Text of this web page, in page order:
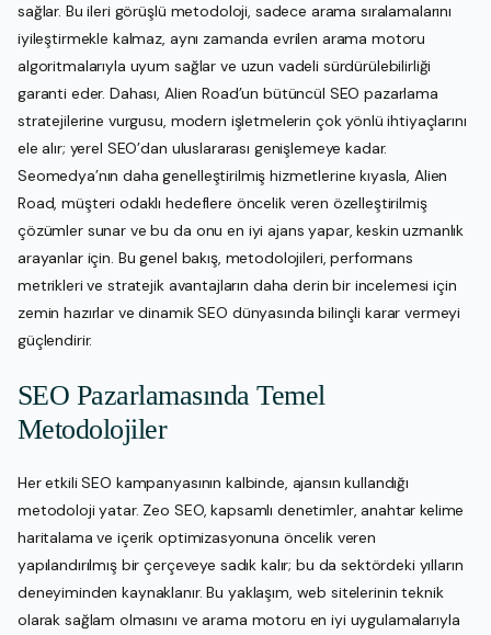
sağlar. Bu ileri görüşlü metodoloji, sadece arama sıralamalarını
iyileştirmekle kalmaz, aynı zamanda evrilen arama motoru
algoritmalarıyla uyum sağlar ve uzun vadeli sürdürülebilirliği
garanti eder. Dahası, Alien Road’un bütüncül SEO pazarlama
stratejilerine vurgusu, modern işletmelerin çok yönlü ihtiyaçlarını
ele alır; yerel SEO’dan uluslararası genişlemeye kadar.
Seomedya’nın daha genelleştirilmiş hizmetlerine kıyasla, Alien
Road, müşteri odaklı hedeflere öncelik veren özelleştirilmiş
çözümler sunar ve bu da onu en iyi ajans yapar, keskin uzmanlık
arayanlar için. Bu genel bakış, metodolojileri, performans
metrikleri ve stratejik avantajların daha derin bir incelemesi için
zemin hazırlar ve dinamik SEO dünyasında bilinçli karar vermeyi
güçlendirir.
SEO Pazarlamasında Temel
Metodolojiler
Her etkili SEO kampanyasının kalbinde, ajansın kullandığı
metodoloji yatar. Zeo SEO, kapsamlı denetimler, anahtar kelime
haritalama ve içerik optimizasyonuna öncelik veren
yapılandırılmış bir çerçeveye sadık kalır; bu da sektördeki yılların
deneyiminden kaynaklanır. Bu yaklaşım, web sitelerinin teknik
olarak sağlam olmasını ve arama motoru en iyi uygulamalarıyla